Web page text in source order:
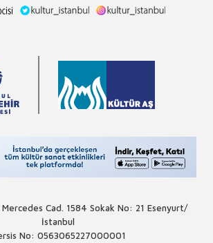
Cad. 1584 Sokak No: 21 Esenyurt/
İstanbul
No: 0563065227000001